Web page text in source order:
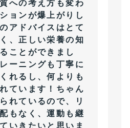
への考え方も変わ
ョンが爆上がりし
アドバイスはとて
、正しい栄養の知
ことができまし
ーニングも丁寧に
れるし、何よりも
ています！ちゃん
れているので、リ
もなく、運動も継
いきたいと思いま